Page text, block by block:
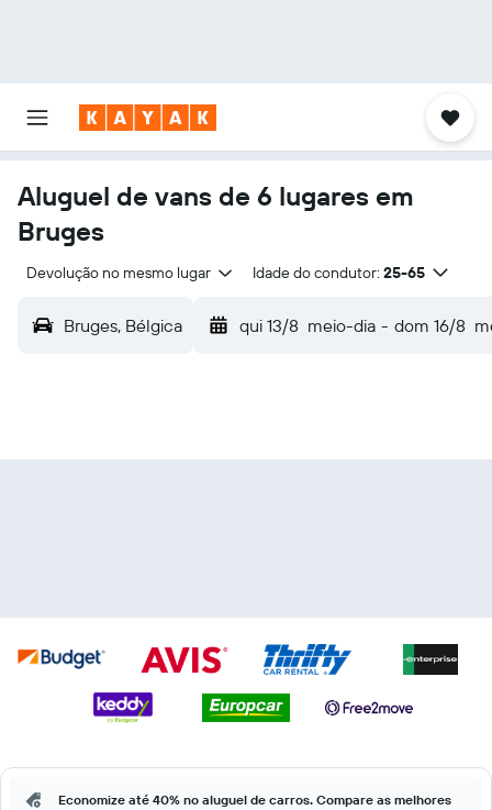
Aluguel de vans de 6 lugares em
Bruges
Devolução no mesmo lugar Idade do condutor: 25-65
Bruges, Bélgica qui 13/8 meio-dia - dom 16/8
Economize até 40% no aluguel de carros. Compare as melhores